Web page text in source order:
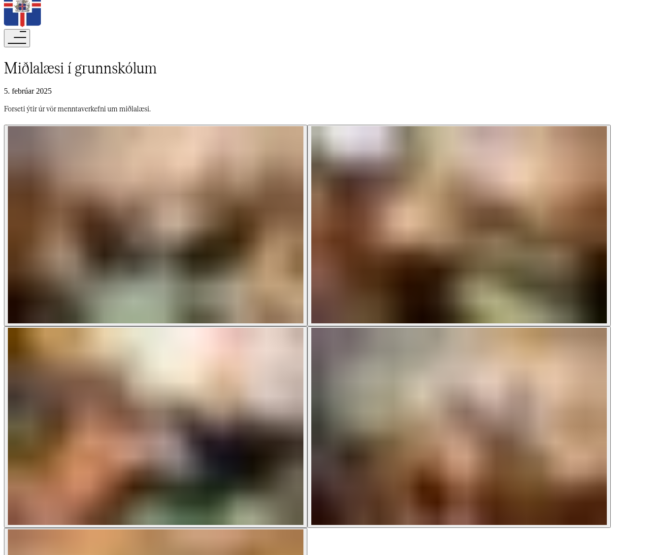
Miðlalæsi í grunnskólum​​​​‌ ‍ ​‍​‍‌‍ ‌ ​‍‌‍‍‌‌‍‌ ‌‍‍‌‌‍ ‍​‍​‍​ ‍‍​‍​‍‌ ​ ‌‍​‌‌‍ ‍‌‍‍‌‌ ‌​‌ ‍‌​‍ ‍‌‍‍‌‌‍ ​‍​‍​‍ ​​‍​‍‌‍‍​‌ ​‍‌‍‌‌‌‍‌‍​‍​‍​ ‍‍​‍​‍‌‍‍​‌ ‌​‌ ‌​‌ ​​‌ ​ ​‍ ​‍ ‌‍‌‍‌‍ ‌ ​‍‌ ​ ‌‍‌‌‌ ‌​‌‍‍‌​‍ ‌‌‍‍‌‌ ​ ‌‍ ​‌‍​‌‌‍ ‍‌‍‌​‌ ​ ​‍ ‍‌ ‌‍‌‍‌‌‌ ​‍‌‍​ ‌‍‌‌‌‍ ​​‍ ‍‌‍​‌‌ ​​‌ ​​​‍ ‌ ​ ‌ ‌​‌ ‌‌‌‍‌​‌‍‍‌‌‍ ​‍ ‌‍‍‌‌‍ ‍‌ ‌​‌‍‌‌‌‍ ‍‌ ‌​​‍ ‌‍‌‌‌‍‌​‌‍‍‌‌ ‌​​‍ ‌‍ ‌‌‍ ‌‍‌​‌‍‌‌​ ‌‌ ​​‌ ​‍‌‍‌‌‌ ​ ‌‍‌‌‌‍ ‍‌ ‌​‌‍​‌‌ ‌​‌‍‍‌‌‍ ‌‍ ‍​ ‍ ‌‍‍‌‌‍‌​​ ‌‌ ​ ‌​‍‌‌​‌​‌‍‍​‌​​‌‌‍‌​‌‍​ ​ ‌‌‌‌‌​‌​​ ‌‌‍​‌‌​ ‌‌‌‌‌​‍‌​ ‌​‌​ ‌​ ​ ‌‌​ ‌‌‌‌‌‌‌​‌‍‌ ​ ‌‌​ ‍ ‌ ‌​‌ ‍‌‌ ​​‌‍‌‌​ ‌‌‍ ‍‌‍‌‌‌ ‌ ‌ ​ ​ ‍ ‌ ​​‌‍​‌‌ ‌​‌‍‍​​ ‌‌ ‌​‌‍‍‌‌ ‌​‌‍ ​‌‍‌‌​ ‌‍​‍‌‍​‌‌ ​ ‌‍‌‌‌‌‌‌‌ ​‍‌‍ ​​ ‌‌‍‍​‌ ‌​‌ ‌​‌ ​​‌ ​ ​‍‌‌​ ​‍‌​‌‍​‍‌‌​ ​‍‌​‌‍‌‍‌‍‌‍ ‌ ​‍‌ ​ ‌‍‌‌‌ ‌​‌‍‍‌​‍ ‌‌‍‍‌‌ ​ ‌‍ ​‌‍​‌‌‍ ‍‌‍‌​‌ ​ ​‍ ‍‌ ‌‍‌‍‌‌‌ ​‍‌‍​ ‌‍‌‌‌‍ ​​‍ ‍‌‍​‌‌ ​​‌ ​​​‍‌‌​ ​‍‌​‌‍‌ ​ ‌ ‌​‌ ‌‌‌‍‌​‌‍‍‌‌‍ ​‍‌‍‌‍‍‌‌‍‌​​ ‌‌ ​ ‌​‍‌‌​‌​‌‍‍​‌​​‌‌‍‌​‌‍​ ​ ‌‌‌‌‌​‌​​ ‌‌‍​‌‌​ ‌‌‌‌‌​‍‌​ ‌​‌​ ‌​ ​ ‌‌​ ‌‌‌‌‌‌‌​‌‍‌ ​ ‌‌​‍‌‍‌ ‌​‌ ‍‌‌ ​​‌‍‌‌​ ‌‌‍ ‍‌‍‌‌‌ ‌ ‌ ​ ​‍‌‍‌ ​​‌‍​‌‌ ‌​‌‍‍​​ ‌‌ ‌​‌‍‍‌‌ ‌​‌‍ ​‌‍‌‌​‍‌‍‌ ​​‌‍‌‌‌ ​‍‌ ​ ‌ ​​‌‍‌‌‌‍​ ‌ ‌​‌‍‍‌‌ ‌‍‌‍‌‌​ ‌‌ ​​‌ ‌‌‌‍​‍‌‍ ​‌‍‍‌‌ ​ ‌‍‍​‌‍‌‌‌‍‌​​‍​‍‌ ‌
5. febrúar 2025
Forseti ýtir úr vör menntaverkefni um miðlalæsi.​​​​‌ ‍ ​‍​‍‌‍ ‌ ​‍‌‍‍‌‌‍‌ ‌‍‍‌‌‍ ‍​‍​‍​ ‍‍​‍​‍‌ ​ ‌‍​‌‌‍ ‍‌‍‍‌‌ ‌​‌ ‍‌​‍ ‍‌‍‍‌‌‍ ​‍​‍​‍ ​​‍​‍‌‍‍​‌ ​‍‌‍‌‌‌‍‌‍​‍​‍​ ‍‍​‍​‍‌‍‍​‌ ‌​‌ ‌​‌ ​​‌ ​ ​‍ ​‍ ‌‍‌‍‌‍ ‌ ​‍‌ ​ ‌‍‌‌‌ ‌​‌‍‍‌​‍ ‌‌‍‍‌‌ ​ ‌‍ ​‌‍​‌‌‍ ‍‌‍‌​‌ ​ ​‍ ‍‌ ‌‍‌‍‌‌‌ ​‍‌‍​ ‌‍‌‌‌‍ ​​‍ ‍‌‍​‌‌ ​​‌ ​​​‍ ‌ ​ ‌ ‌​‌ ‌‌‌‍‌​‌‍‍‌‌‍ ​‍ ‌‍‍‌‌‍ ‍‌ ‌​‌‍‌‌‌‍ ‍‌ ‌​​‍ ‌‍‌‌‌‍‌​‌‍‍‌‌ ‌​​‍ ‌‍ ‌‌‍ ‌‍‌​‌‍‌‌​ ‌‌ ​​‌ ​‍‌‍‌‌‌ ​ ‌‍‌‌‌‍ ‍‌ ‌​‌‍​‌‌ ‌​‌‍‍‌‌‍ ‌‍ ‍​ ‍ ‌‍‍‌‌‍‌​​ ‌‌ ​ ‌​‍‌‌​‌​‌‍‍​‌​​‌‌‍‌​‌‍​ ​ ‌‌‌‌‌​‌​​ ‌‌‍​‌‌​ ‌‌‌‌‌​‍‌​ ‌​‌​ ‌​ ​ ‌‌​ ‌‌‌‌‌‌‌​‌‍‌ ​ ‌‌​ ‍ ‌ ‌​‌ ‍‌‌ ​​‌‍‌‌​ ‌‌‍ ‍‌‍‌‌‌ ‌ ‌ ​ ​ ‍ ‌ ​​‌‍​‌‌ ‌​‌‍‍​​ ‌‌‍‌​‌‍‌‌‌ ​ ‌‍​ ‌ ​‍‌‍‍‌‌ ​​‌ ‌​‌‍‍‌‌‍ ‌‍ ‍​ ‌‍​‍‌‍​‌‌ ​ ‌‍‌‌‌‌‌‌‌ ​‍‌‍ ​​ ‌‌‍‍​‌ ‌​‌ ‌​‌ ​​‌ ​ ​‍‌‌​ ​‍‌​‌‍​‍‌‌​ ​‍‌​‌‍‌‍‌‍‌‍ ‌ ​‍‌ ​ ‌‍‌‌‌ ‌​‌‍‍‌​‍ ‌‌‍‍‌‌ ​ ‌‍ ​‌‍​‌‌‍ ‍‌‍‌​‌ ​ ​‍ ‍‌ ‌‍‌‍‌‌‌ ​‍‌‍​ ‌‍‌‌‌‍ ​​‍ ‍‌‍​‌‌ ​​‌ ​​​‍‌‌​ ​‍‌​‌‍‌ ​ ‌ ‌​‌ ‌‌‌‍‌​‌‍‍‌‌‍ ​‍‌‍‌‍‍‌‌‍‌​​ ‌‌ ​ ‌​‍‌‌​‌​‌‍‍​‌​​‌‌‍‌​‌‍​ ​ ‌‌‌‌‌​‌​​ ‌‌‍​‌‌​ ‌‌‌‌‌​‍‌​ ‌​‌​ ‌​ ​ ‌‌​ ‌‌‌‌‌‌‌​‌‍‌ ​ ‌‌​‍‌‍‌ ‌​‌ ‍‌‌ ​​‌‍‌‌​ ‌‌‍ ‍‌‍‌‌‌ ‌ ‌ ​ ​‍‌‍‌ ​​‌‍​‌‌ ‌​‌‍‍​​ ‌‌‍‌​‌‍‌‌‌ ​ ‌‍​ ‌ ​‍‌‍‍‌‌ ​​‌ ‌​‌‍‍‌‌‍ ‌‍ ‍​‍‌‍‌ ​​‌‍‌‌‌ ​‍‌ ​ ‌ ​​‌‍‌‌‌‍​ ‌ ‌​‌‍‍‌‌ ‌‍‌‍‌‌​ ‌‌ ​​‌ ‌‌‌‍​‍‌‍ ​‌‍‍‌‌ ​ ‌‍‍​‌‍‌‌‌‍‌​​‍​‍‌ ‌